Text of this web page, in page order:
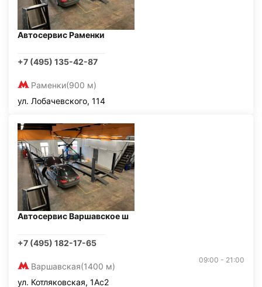
Автосервис Раменки
+7 (495) 135-42-87
Раменки(900 м)
ул. Лобачевского, 114
Автосервис Варшавское ш
+7 (495) 182-17-65
Варшавская(1400 м)
09:00 - 21:00
ул. Котляковская, 1Ас2